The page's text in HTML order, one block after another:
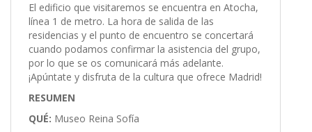
El edificio que visitaremos se encuentra en Atocha,
línea 1 de metro. La hora de salida de las
residencias y el punto de encuentro se concertará
cuando podamos confirmar la asistencia del grupo,
por lo que se os comunicará más adelante.
¡Apúntate y disfruta de la cultura que ofrece Madrid!
RESUMEN
QUÉ: Museo Reina Sofía